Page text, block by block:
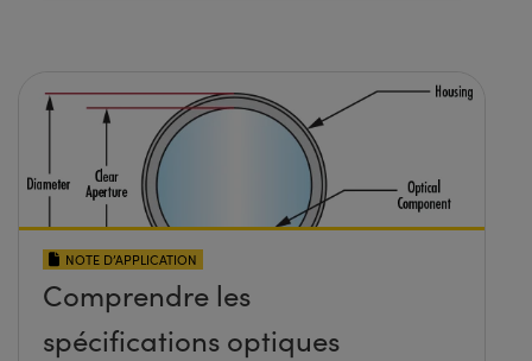
NOTE D’APPLICATION
Comprendre les
spécifications optiques